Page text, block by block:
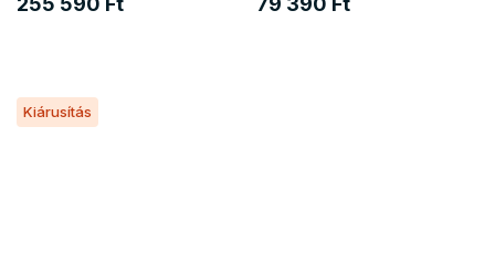
Kiárusítás